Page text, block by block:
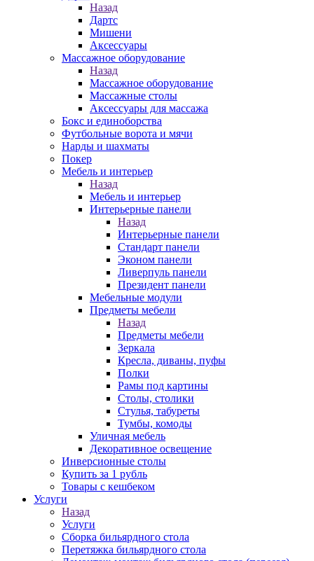
Назад
Дартс
Мишени
Аксессуары
Массажное оборудование
Назад
Массажное оборудование
Массажные столы
Аксессуары для массажа
Бокс и единоборства
Футбольные ворота и мячи
Нарды и шахматы
Покер
Мебель и интерьер
Назад
Мебель и интерьер
Интерьерные панели
Назад
Интерьерные панели
Стандарт панели
Эконом панели
Ливерпуль панели
Президент панели
Мебельные модули
Предметы мебели
Назад
Предметы мебели
Зеркала
Кресла, диваны, пуфы
Полки
Рамы под картины
Столы, столики
Стулья, табуреты
Тумбы, комоды
Уличная мебель
Декоративное освещение
Инверсионные столы
Купить за 1 рубль
Товары с кешбеком
Услуги
Назад
Услуги
Сборка бильярдного стола
Перетяжка бильярдного стола